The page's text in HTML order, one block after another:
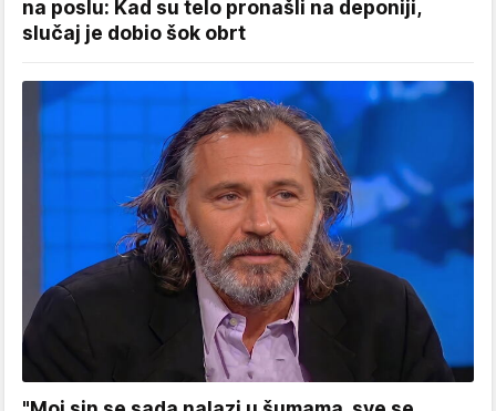
na poslu: Kad su telo pronašli na deponiji,
slučaj je dobio šok obrt